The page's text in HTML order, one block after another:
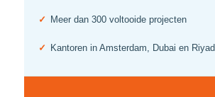
✓ Meer dan 300 voltooide projecten
✓ Kantoren in Amsterdam, Dubai en Riyad